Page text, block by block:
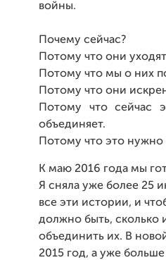
войны.
Почему сейчас?
Потому что они
Потому что мы о них
Потому что они
Потому что сейчас
объединяет.
Потому что это нужно
К маю 2016 года мы
Я сняла уже более 25
все эти истории, и
должно быть, сколько
объединить их. В
2015 год, а уже